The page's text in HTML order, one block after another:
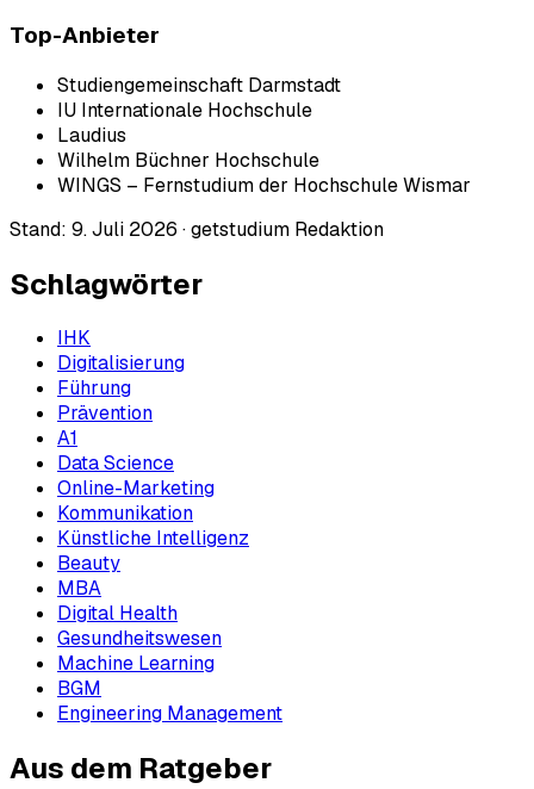
Top-Anbieter
Studiengemeinschaft Darmstadt
IU Internationale Hochschule
Laudius
Wilhelm Büchner Hochschule
WINGS – Fernstudium der Hochschule Wismar
Stand: 9. Juli 2026 ·getstudium Redaktion
Schlagwörter
IHK
Digitalisierung
Führung
Prävention
A1
Data Science
Online-Marketing
Kommunikation
Künstliche Intelligenz
Beauty
MBA
Digital Health
Gesundheitswesen
Machine Learning
BGM
Engineering Management
Aus dem Ratgeber